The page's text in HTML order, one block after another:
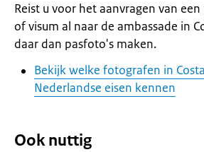
Reist u voor het aanvragen van
of visum al naar de ambassade in
daar dan pasfoto's maken.
Bekijk welke fotografen in
Nederlandse eisen kennen
Ook nuttig